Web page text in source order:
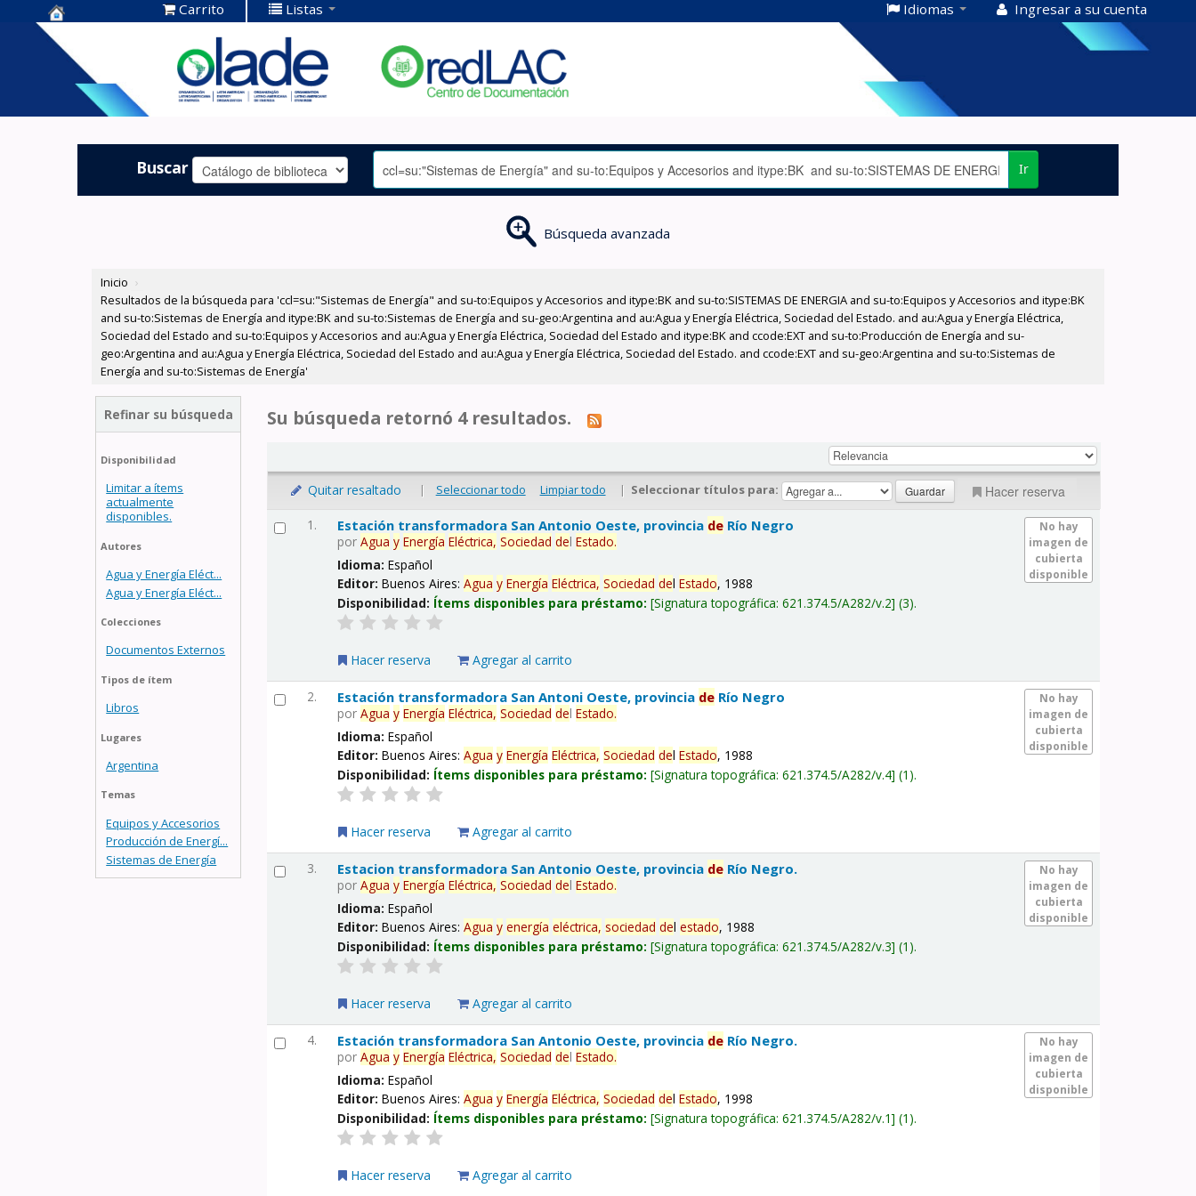
Centro de
Documentación
OLADE -
Carrito Listas Idiomas Ingresar a su cuenta
Buscar Ir
Búsqueda avanzada
Inicio ›
Resultados de la búsqueda para 'ccl=su:"Sistemas de Energía" and su-to:Equipos y Accesorios and itype:BK and su-to:SISTEMAS DE ENERGIA and su-to:Equipos y Accesorios and itype:BK
and su-to:Sistemas de Energía and itype:BK and su-to:Sistemas de Energía and su-geo:Argentina and au:Agua y Energía Eléctrica, Sociedad del Estado. and au:Agua y Energía Eléctrica,
Sociedad del Estado and su-to:Equipos y Accesorios and au:Agua y Energía Eléctrica, Sociedad del Estado and itype:BK and ccode:EXT and su-to:Producción de Energía and su-
geo:Argentina and au:Agua y Energía Eléctrica, Sociedad del Estado and au:Agua y Energía Eléctrica, Sociedad del Estado. and ccode:EXT and su-geo:Argentina and su-to:Sistemas de
Energía and su-to:Sistemas de Energía'
Refinar su búsqueda
Disponibilidad
Limitar a ítems
actualmente
disponibles.
Autores
Agua y Energía Eléct...
Agua y Energía Eléct...
Colecciones
Documentos Externos
Tipos de ítem
Libros
Lugares
Argentina
Temas
Equipos y Accesorios
Producción de Energí...
Sistemas de Energía
Su búsqueda retornó 4 resultados.
Quitar resaltado | Seleccionar todo Limpiar todo | Seleccionar títulos para: Hacer reserva
1.
No hay
imagen de
cubierta
disponible
Estación transformadora San Antonio Oeste, provincia de Río Negro
porAgua y Energía Eléctrica, Sociedad delEstado.
Idioma:Español
Editor:Buenos Aires:Agua y Energía Eléctrica, Sociedad delEstado, 1988
Disponibilidad: Ítems disponibles para préstamo: Signatura topográfica:621.374.5/A282/v.2 (3).
Hacer reserva Agregar al carrito
2.
No hay
imagen de
cubierta
disponible
Estación transformadora San Antoni Oeste, provincia de Río Negro
porAgua y Energía Eléctrica, Sociedad delEstado.
Idioma:Español
Editor:Buenos Aires:Agua y Energía Eléctrica, Sociedad delEstado, 1988
Disponibilidad: Ítems disponibles para préstamo: Signatura topográfica:621.374.5/A282/v.4 (1).
Hacer reserva Agregar al carrito
3.
No hay
imagen de
cubierta
disponible
Estacion transformadora San Antonio Oeste, provincia de Río Negro.
porAgua y Energía Eléctrica, Sociedad delEstado.
Idioma:Español
Editor:Buenos Aires:Agua y energía eléctrica, sociedad delestado, 1988
Disponibilidad: Ítems disponibles para préstamo: Signatura topográfica:621.374.5/A282/v.3 (1).
Hacer reserva Agregar al carrito
4.
No hay
imagen de
cubierta
disponible
Estación transformadora San Antonio Oeste, provincia de Río Negro.
porAgua y Energía Eléctrica, Sociedad delEstado.
Idioma:Español
Editor:Buenos Aires:Agua y Energía Eléctrica, Sociedad delEstado, 1998
Disponibilidad: Ítems disponibles para préstamo: Signatura topográfica:621.374.5/A282/v.1 (1).
Hacer reserva Agregar al carrito